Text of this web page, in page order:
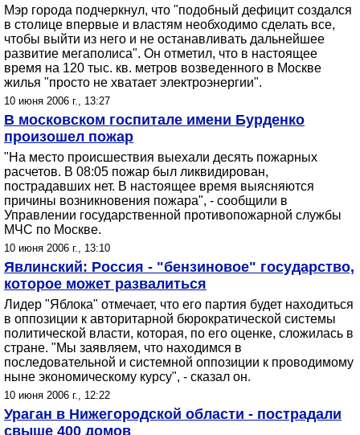
Мэр города подчеркнул, что "подобный дефицит создался
в столице впервые и властям необходимо сделать все,
чтобы выйти из него и не останавливать дальнейшее
развитие мегаполиса". Он отметил, что в настоящее
время на 120 тыс. кв. метров возведенного в Москве
жилья "просто не хватает электроэнергии".
10 июня 2006 г., 13:27
В московском госпитале имени Бурденко
произошел пожар
"На место происшествия выехали десять пожарных
расчетов. В 08:05 пожар был ликвидирован,
пострадавших нет. В настоящее время выясняются
причины возникновения пожара", - сообщили в
Управлении государственной противопожарной службы
МЧС по Москве.
10 июня 2006 г., 13:10
Явлинский: Россия - "бензиновое" государство,
которое может развалиться
Лидер "Яблока" отмечает, что его партия будет находиться
в оппозиции к авторитарной бюрократической системы
политической власти, которая, по его оценке, сложилась в
стране. "Мы заявляем, что находимся в
последовательной и системной оппозиции к проводимому
ныне экономическому курсу", - сказал он.
10 июня 2006 г., 12:22
Ураган в Нижегородской области - пострадали
свыше 400 домов